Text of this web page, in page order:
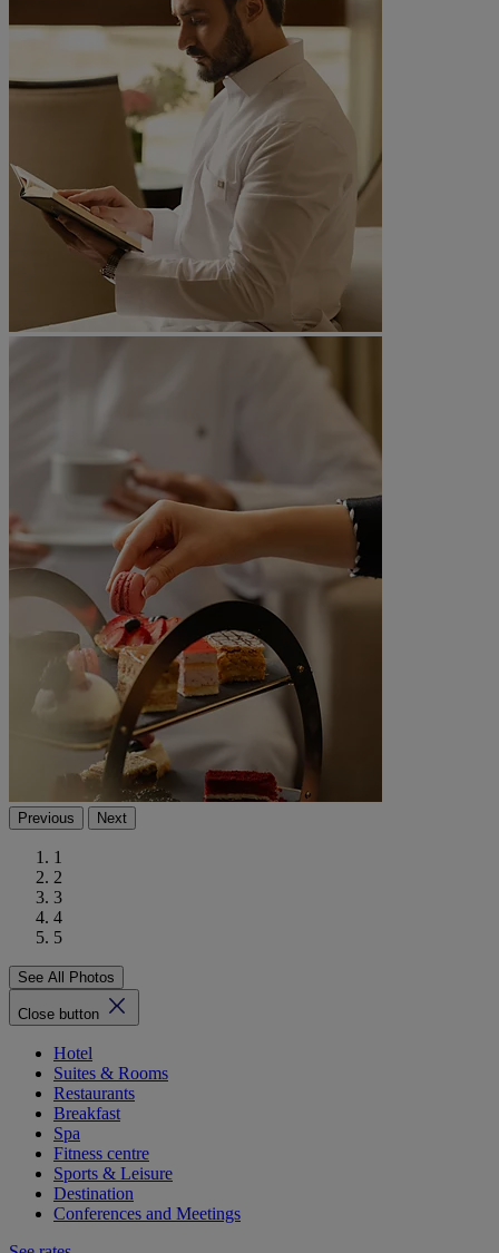
Previous Next
1
2
3
4
5
See All Photos
Close button
Hotel
Suites & Rooms
Restaurants
Breakfast
Spa
Fitness centre
Sports & Leisure
Destination
Conferences and Meetings